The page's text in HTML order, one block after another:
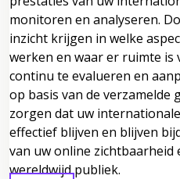
monitoren en analyseren.
inzicht krijgen in welke
werken en waar er ruimte
continu te evalueren en
op basis van de verzamelde
zorgen dat uw
effectief blijven en blijven
van uw online zichtbaarheid
wereldwijd publiek.